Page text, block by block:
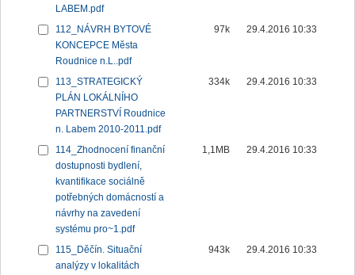
LABEM.pdf
112_NÁVRH BYTOVÉ
KONCEPCE Města
Roudnice n.L..pdf
97k 29.4.2016 10:33
113_STRATEGICKÝ
PLÁN LOKÁLNÍHO
PARTNERSTVÍ Roudnice
n. Labem 2010-2011.pdf
334k 29.4.2016 10:33
114_Zhodnocení finanční
dostupnosti bydlení,
kvantifikace sociálně
potřebných domácností a
návrhy na zavedení
systému pro~1.pdf
1,1MB 29.4.2016 10:33
115_Děčín. Situační
analýzy v lokalitách
943k 29.4.2016 10:33